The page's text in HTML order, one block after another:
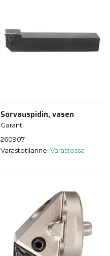
Sorvauspidin, vasen
Garant
260907
Varastotilanne: Varastossa